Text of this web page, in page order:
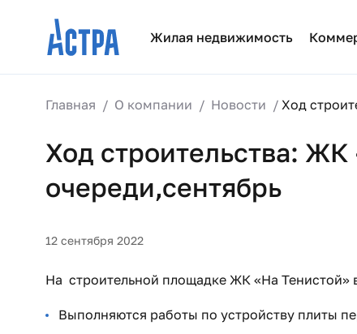
Жилая недвижимость
Главная О компании Новости Ход
Ход строительства: ЖК
очереди,сентябрь
12 сентября 2022
На строительной площадке ЖК «На Тенистой»
Выполняются работы по устройству плиты